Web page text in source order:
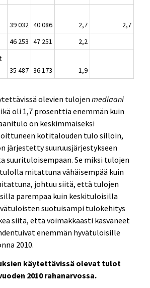
39 032 40 086 2,7
2,7
46 253 47 251
2,2
35 487 36 173 1,9
olevien tulojen mediaani
oli 1,7 prosenttia enemmän kuin
on keskimmäiseksi
kotitalouden tulo silloin,
järjestetty suuruusjärjestykseen
suurituloisempaan. Se miksi tulojen
mitattuna vähäisempää kuin
johtuu siitä, että tulojen
parempaa kuin keskituloisilla
suotuisampi tulokehitys
siitä, että voimakkaasti kasvaneet
enemmän hyvätuloisille
2010.
käytettävissä olevat tulot
2010 rahanarvossa.